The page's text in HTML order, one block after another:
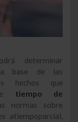
determinar
base de las
hechos que
tiempo de
normas sobre
atiempoparcial,